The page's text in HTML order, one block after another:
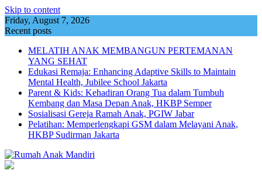
Skip to content
Friday, August 7, 2026
Recent posts
MELATIH ANAK MEMBANGUN PERTEMANAN
YANG SEHAT
Edukasi Remaja: Enhancing Adaptive Skills to Maintain
Mental Health, Jubilee School Jakarta
Parent & Kids: Kehadiran Orang Tua dalam Tumbuh
Kembang dan Masa Depan Anak, HKBP Semper
Sosialisasi Gereja Ramah Anak, PGIW Jabar
Pelatihan: Memperlengkapi GSM dalam Melayani Anak,
HKBP Sudirman Jakarta